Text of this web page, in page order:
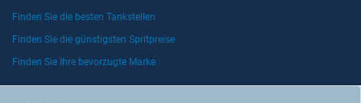
Finden Sie die besten Tankstellen
Finden Sie die günstigsten Spritpreise
Finden Sie Ihre bevorzugte Marke